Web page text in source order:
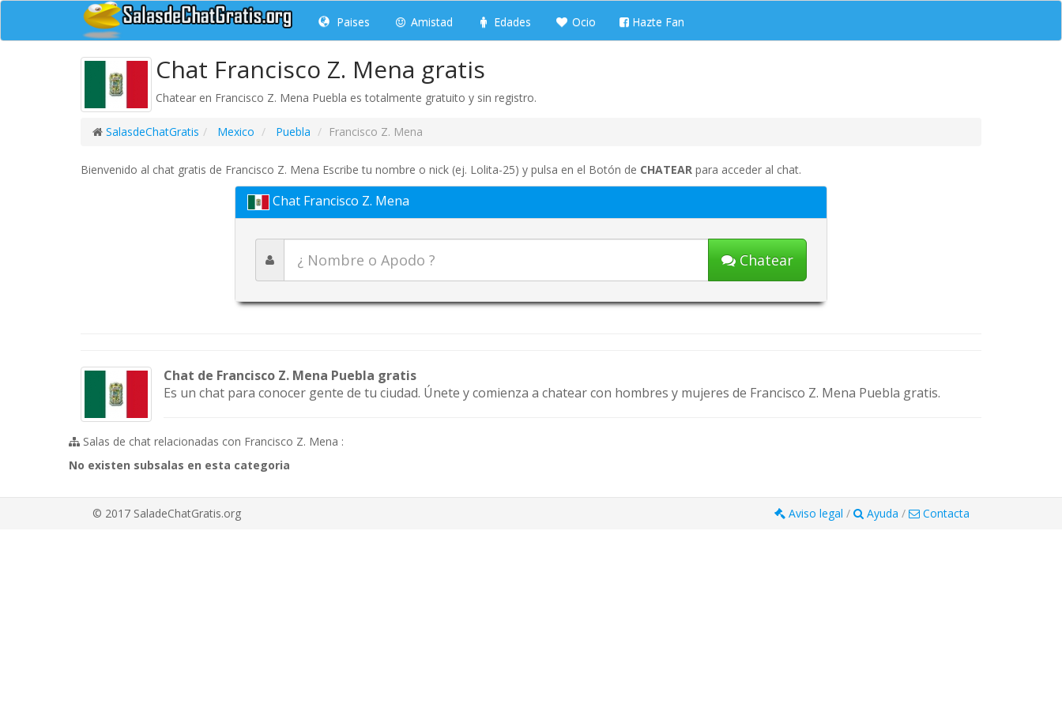
Paises Amistad Edades Ocio Hazte Fan
Chat Francisco Z. Mena gratis
Chatear en Francisco Z. Mena Puebla es totalmente gratuito y sin registro.
SalasdeChatGratis Mexico Puebla Francisco Z. Mena
Bienvenido al chat gratis de Francisco Z. Mena Escribe tu nombre o nick (ej. Lolita-25) y pulsa en el Botón de CHATEAR para acceder al chat.
Chat Francisco Z. Mena
Chatear
Chat de Francisco Z. Mena Puebla gratis
Es un chat para conocer gente de tu ciudad. Únete y comienza a chatear con hombres y mujeres de Francisco Z. Mena Puebla gratis.
Salas de chat relacionadas con Francisco Z. Mena :
No existen subsalas en esta categoria
© 2017 SaladeChatGratis.org Aviso legal / Ayuda / Contacta